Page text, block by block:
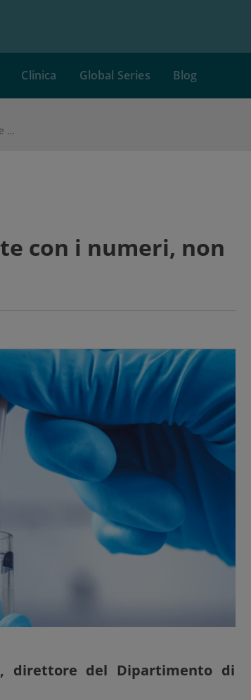
Clinica Global Series Blog
La pandemia si combatte con i numeri, non con le parole
con i numeri, non
direttore del Dipartimento di